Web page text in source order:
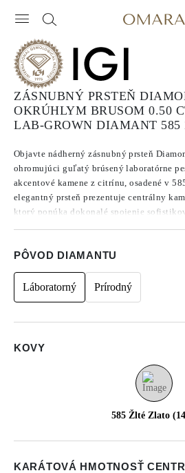
ZÁSNUBNÝ PRSTEŇ
OKRÚHLYM BRUSOM 0.50
LAB-GROWN DIAMANT 585
Objavte nádherný zásnubný prsteň
ohromujúci guľatý brúsený laboratórne
akcentové kamene z citrínu, osadené v
elegantný prsteň prezentuje centrálny
ktorý ponúka dokonalé spojenie
PÔVOD DIAMANTU
Láboratorný Prírodný
KOVY
585 Žlté Zlato
KARÁTOVÁ HMOTNOSŤ